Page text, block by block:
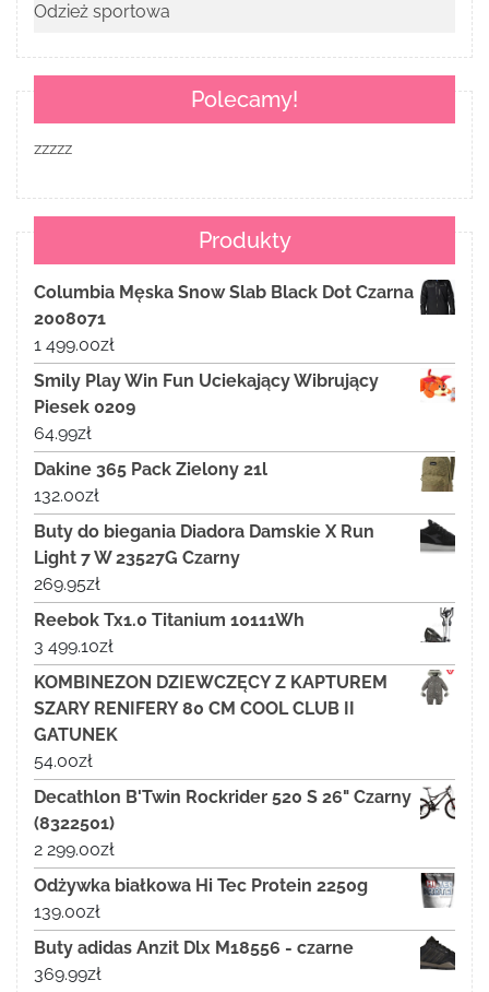
Odzież sportowa
Polecamy!
zzzzz
Produkty
Columbia Męska Snow Slab Black Dot Czarna
2008071
1 499.00zł
Smily Play Win Fun Uciekający Wibrujący
Piesek 0209
64.99zł
Dakine 365 Pack Zielony 21l
132.00zł
Buty do biegania Diadora Damskie X Run
Light 7 W 23527G Czarny
269.95zł
Reebok Tx1.0 Titanium 10111Wh
3 499.10zł
KOMBINEZON DZIEWCZĘCY Z KAPTUREM
SZARY RENIFERY 80 CM COOL CLUB II
GATUNEK
54.00zł
Decathlon B'Twin Rockrider 520 S 26" Czarny
(8322501)
2 299.00zł
Odżywka białkowa Hi Tec Protein 2250g
139.00zł
Buty adidas Anzit Dlx M18556 - czarne
369.99zł